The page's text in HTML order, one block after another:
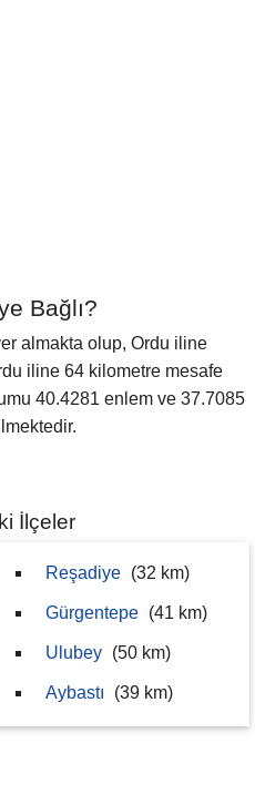
Bağlı?
almakta olup, Ordu iline
iline 64 kilometre mesafe
40.4281 enlem ve 37.7085
İlçeler
Reşadiye (32 km)
Gürgentepe (41 km)
Ulubey (50 km)
Aybastı (39 km)